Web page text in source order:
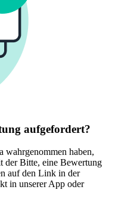
aufgefordert?
wahrgenommen haben,
der Bitte, eine Bewertung
auf den Link in der
in unserer App oder